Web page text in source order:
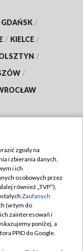
GDAŃSK /
/ KIELCE /
/
/
zgody na
i zbierania danych,
i ich
osobowych przez
również „TVP”),
Zaufanych
(w tym do
zainteresowań i
poniżej, a
PPID do Google.